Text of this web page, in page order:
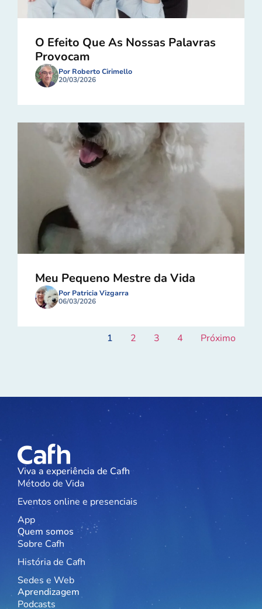
O Efeito Que As Nossas Palavras
Provocam
Por Roberto Cirimello
20/03/2026
Meu Pequeno Mestre da Vida
Por Patricia Vizgarra
06/03/2026
1 2 3 4 Próximo
Viva a experiência de Cafh
Método de Vida
Eventos online e presenciais
App
Quem somos
Sobre Cafh
História de Cafh
Sedes e Web
Aprendizagem
Podcasts